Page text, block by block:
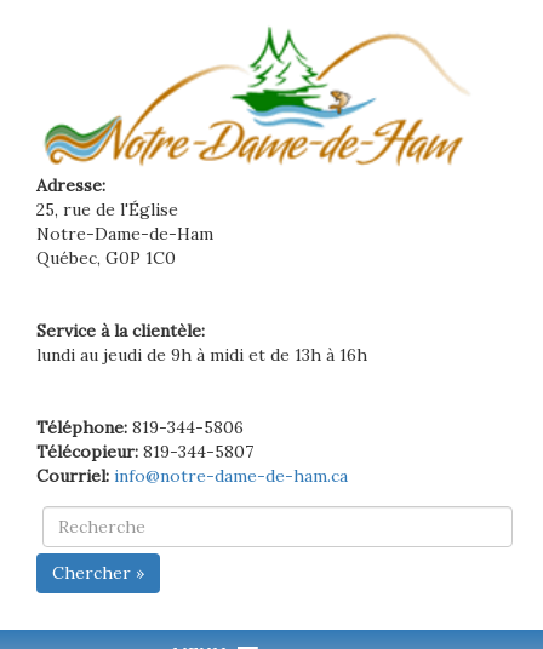
Adresse:
25, rue de l'Église
Notre-Dame-de-Ham
Québec, G0P 1C0
Service à la clientèle:
lundi au jeudi de 9h à midi et de 13h à 16h
Téléphone: 819-344-5806
Télécopieur: 819-344-5807
Courriel: info@notre-dame-de-ham.ca
Chercher »